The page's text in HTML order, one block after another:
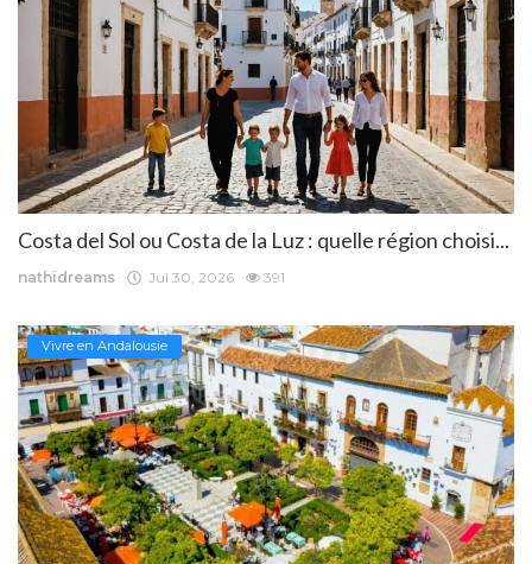
Costa del Sol ou Costa de la Luz : quelle région choisi...
nathidreams Jul 30, 2026 391
Vivre en Andalousie